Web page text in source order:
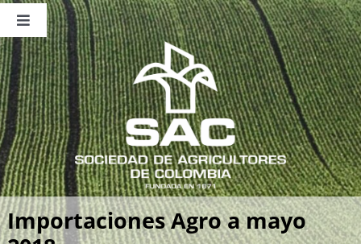
Saltar
contenido
Toggle
Navigation
Nosotros
Publicaciones
Sala de Prensa
Eventos
Importaciones Agro a mayo